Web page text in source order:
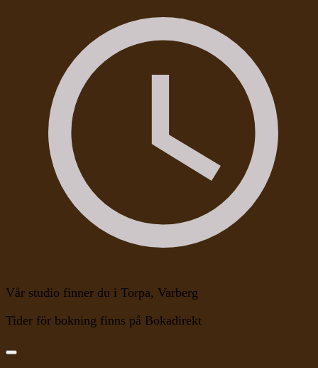
Vår studio finner du i Torpa, Varberg
Tider för bokning finns på Bokadirekt